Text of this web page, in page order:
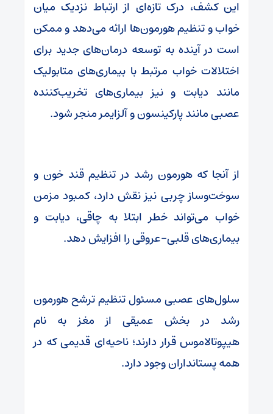
این کشف، درک تازه‌ای از ارتباط نزدیک میان
خواب و تنظیم هورمون‌ها ارائه می‌دهد و ممکن
است در آینده به توسعه درمان‌های جدید برای
اختلالات خواب مرتبط با بیماری‌های متابولیک
مانند دیابت و نیز بیماری‌های تخریب‌کننده
عصبی مانند پارکینسون و آلزایمر منجر شود.
از آنجا که هورمون رشد در تنظیم قند خون و
سوخت‌وساز چربی نیز نقش دارد، کمبود مزمن
خواب می‌تواند خطر ابتلا به چاقی، دیابت و
بیماری‌های قلبی-عروقی را افزایش دهد.
سلول‌های عصبی مسئول تنظیم ترشح هورمون
رشد در بخش عمیقی از مغز به نام
هیپوتالاموس قرار دارند؛ ناحیه‌ای قدیمی که در
همه پستانداران وجود دارد.